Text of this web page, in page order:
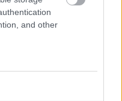
and other
(DolbyRoll feat.
Phazz Old Style Dub)